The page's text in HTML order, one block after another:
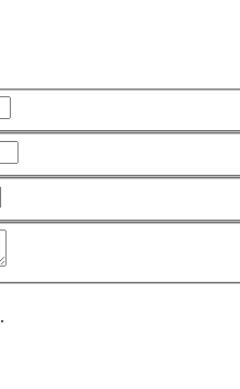
.